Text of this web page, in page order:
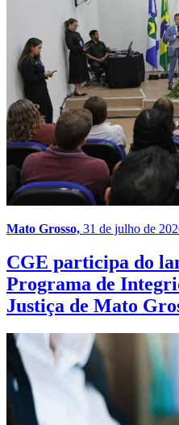
Mato Grosso, 31 de julho de
CGE participa do
Programa de
Justiça de Mato